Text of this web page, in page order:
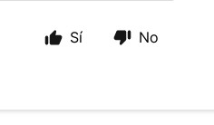
Sí No